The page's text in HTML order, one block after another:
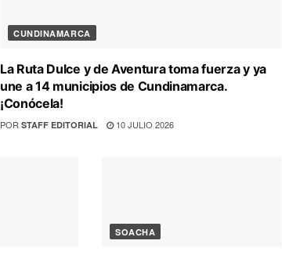
CUNDINAMARCA
La Ruta Dulce y de Aventura toma fuerza y ya
une a 14 municipios de Cundinamarca.
¡Conócela!
POR STAFF EDITORIAL 10 JULIO 2026
SOACHA